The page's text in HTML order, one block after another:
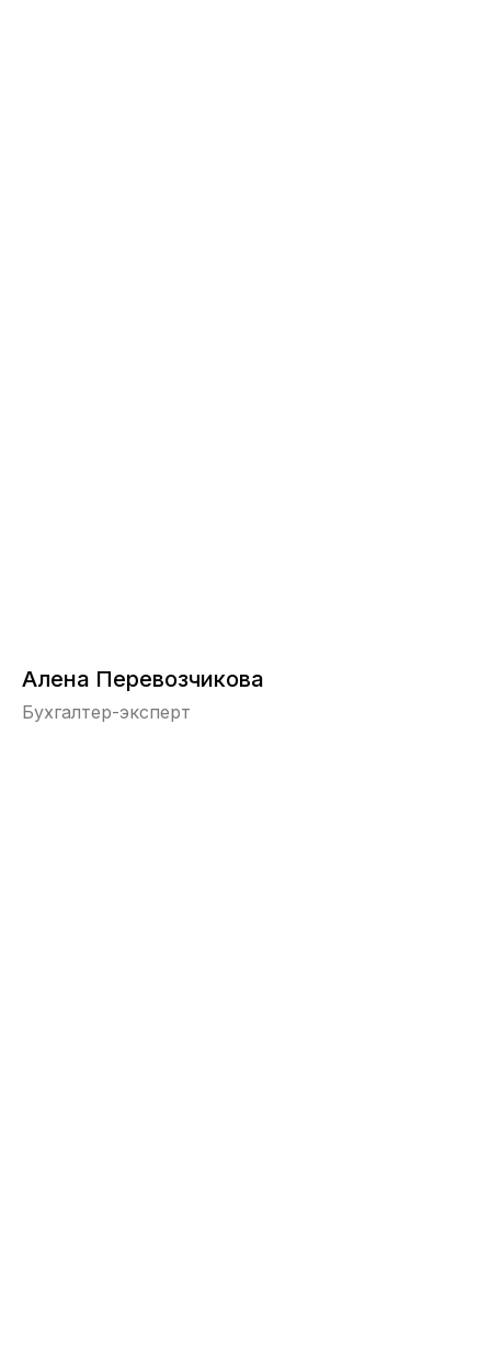
Алена Перевозчикова
Бухгалтер-эксперт